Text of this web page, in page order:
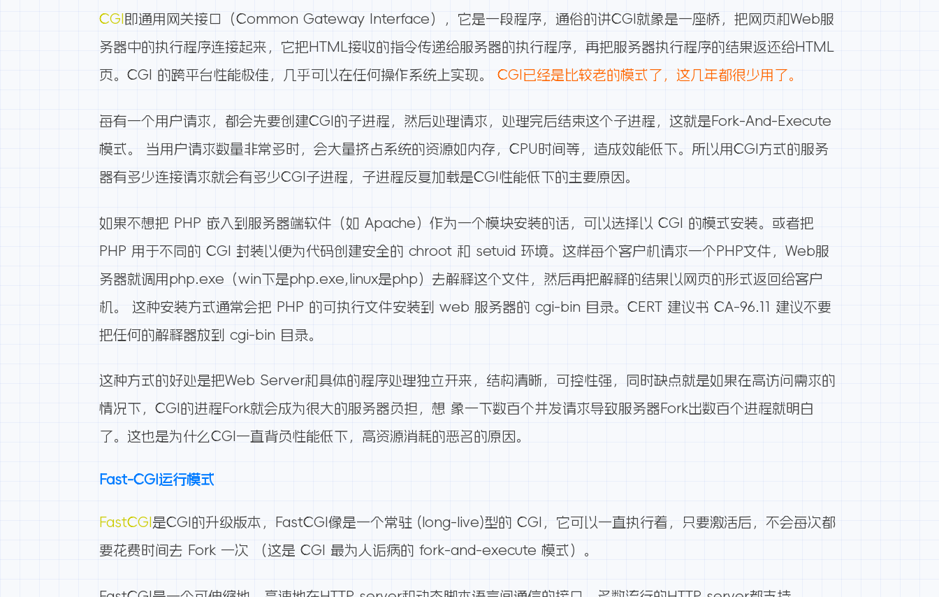
CGI 即通用网关接口（Common Gateway Interface），它是一段程序，通俗的讲CGI就象是一座桥，把网页和Web服
务器中的执行程序连接起来，它把HTML接收的指令传递给服务器的执行程序，再把服务器执行程序的结果返还给HTML
页。CGI 的跨平台性能极佳，几乎可以在任何操作系统上实现。
CGI已经是比较老的模式了，这几年都很少用了。
每有一个用户请求，都会先要创建CGI的子进程，然后处理请求，处理完后结束这个子进程，这就是Fork-And-Execute
模式。 当用户请求数量非常多时，会大量挤占系统的资源如内存，CPU时间等，造成效能低下。所以用CGI方式的服务
器有多少连接请求就会有多少CGI子进程，子进程反复加载是CGI性能低下的主要原因。
如果不想把 PHP 嵌入到服务器端软件（如 Apache）作为一个模块安装的话，可以选择以 CGI 的模式安装。或者把
PHP 用于不同的 CGI 封装以便为代码创建安全的 chroot 和 setuid 环境。这样每个客户机请求一个PHP文件，Web服
务器就调用php.exe（win下是php.exe,linux是php）去解释这个文件，然后再把解释的结果以网页的形式返回给客户
机。 这种安装方式通常会把 PHP 的可执行文件安装到 web 服务器的 cgi-bin 目录。CERT 建议书 CA-96.11 建议不要
把任何的解释器放到 cgi-bin 目录。
这种方式的好处是把Web Server和具体的程序处理独立开来，结构清晰，可控性强，同时缺点就是如果在高访问需求的
情况下，CGI的进程Fork就会成为很大的服务器负担，想 象一下数百个并发请求导致服务器Fork出数百个进程就明白
了。这也是为什么CGI一直背负性能低下，高资源消耗的恶名的原因。
Fast-CGI运行模式
FastCGI 是CGI的升级版本，FastCGI像是一个常驻 (long-live)型的 CGI，它可以一直执行着，只要激活后，不会每次都
要花费时间去 Fork 一次 （这是 CGI 最为人诟病的 fork-and-execute 模式）。